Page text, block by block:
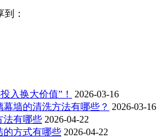
到：
入换大价值”！
2026-03-16
墙的清洗方法有哪些？ 2026-03-16
法有哪些 2026-04-22
的方式有哪些 2026-04-22